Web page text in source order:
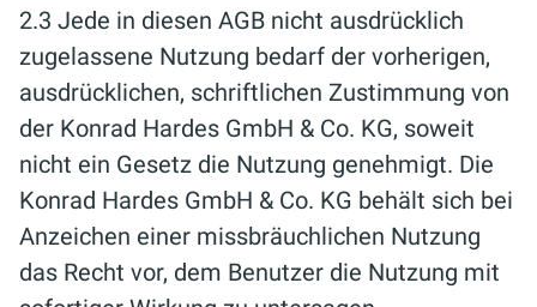
2.3 Jede in diesen AGB nicht ausdrücklich
zugelassene Nutzung bedarf der vorherigen,
ausdrücklichen, schriftlichen Zustimmung von
der Konrad Hardes GmbH & Co. KG, soweit
nicht ein Gesetz die Nutzung genehmigt. Die
Konrad Hardes GmbH & Co. KG behält sich bei
Anzeichen einer missbräuchlichen Nutzung
das Recht vor, dem Benutzer die Nutzung mit